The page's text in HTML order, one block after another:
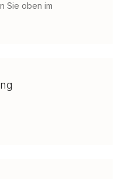
Sie oben im